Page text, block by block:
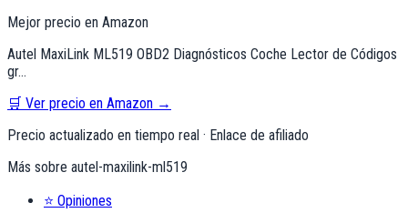
Mejor precio en Amazon
Autel MaxiLink ML519 OBD2 Diagnósticos Coche Lector de Códigos
gr…
🛒 Ver precio en Amazon →
Precio actualizado en tiempo real · Enlace de afiliado
Más sobre autel-maxilink-ml519
⭐ Opiniones